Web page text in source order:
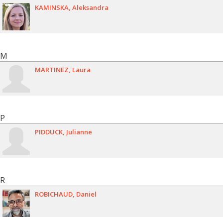
KAMINSKA Aleksandra
M
MARTINEZ Laura
P
PIDDUCK Julianne
R
ROBICHAUD Daniel